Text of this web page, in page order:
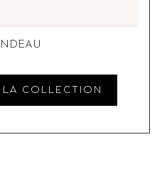
LA COLLECTION